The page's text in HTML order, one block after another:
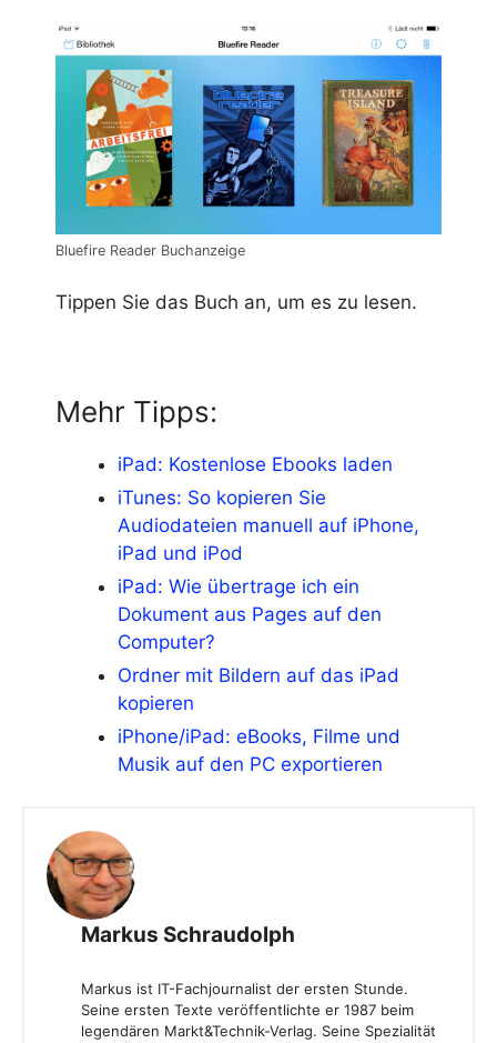
Bluefire Reader Buchanzeige
Tippen Sie das Buch an, um es zu lesen.
Mehr Tipps:
iPad: Kostenlose Ebooks laden
iTunes: So kopieren Sie
Audiodateien manuell auf iPhone,
iPad und iPod
iPad: Wie übertrage ich ein
Dokument aus Pages auf den
Computer?
Ordner mit Bildern auf das iPad
kopieren
iPhone/iPad: eBooks, Filme und
Musik auf den PC exportieren
Markus Schraudolph
Markus ist IT-Fachjournalist der ersten Stunde.
Seine ersten Texte veröffentlichte er 1987 beim
legendären Markt&Technik-Verlag. Seine Spezialität